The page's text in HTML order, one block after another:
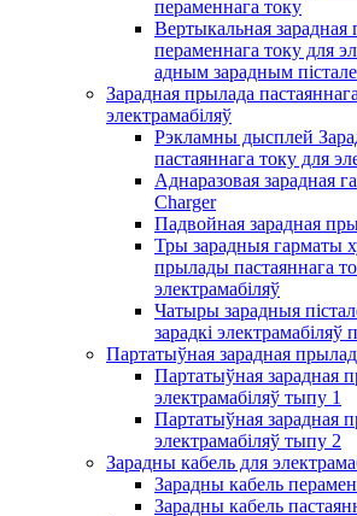
пераменнага току
Вертыкальная зарадная
пераменнага току для
адным зарадным
Зарадная прылада
электрамабіляў
Рэкламны дысплей
пастаяннага току для
Аднаразовая зарадная
Charger
Падвойная зарадная
Тры зарадныя гарматы
прылады пастаяннага
электрамабіляў
Чатыры зарадныя
зарадкі электрамабіляў
Партатыўная зарадная
Партатыўная зарадная
электрамабіляў тыпу 1
Партатыўная зарадная
электрамабіляў тыпу 2
Зарадны кабель для
Зарадны кабель
Зарадны кабель